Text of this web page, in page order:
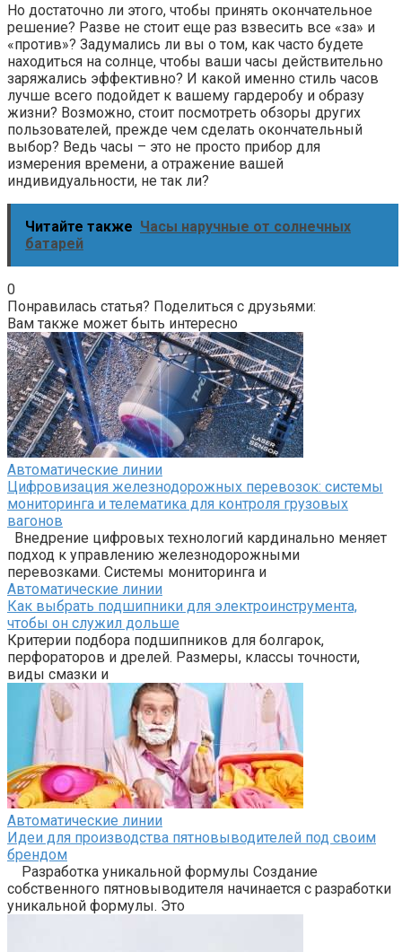
Но достаточно ли этого, чтобы принять окончательное
решение? Разве не стоит еще раз взвесить все «за» и
«против»? Задумались ли вы о том, как часто будете
находиться на солнце, чтобы ваши часы действительно
заряжались эффективно? И какой именно стиль часов
лучше всего подойдет к вашему гардеробу и образу
жизни? Возможно, стоит посмотреть обзоры других
пользователей, прежде чем сделать окончательный
выбор? Ведь часы – это не просто прибор для
измерения времени, а отражение вашей
индивидуальности, не так ли?
Читайте также Часы наручные от солнечных
батарей
0
Понравилась статья? Поделиться с друзьями:
Вам также может быть интересно
Автоматические линии
Цифровизация железнодорожных перевозок: системы
мониторинга и телематика для контроля грузовых
вагонов
Внедрение цифровых технологий кардинально меняет
подход к управлению железнодорожными
перевозками. Системы мониторинга и
Автоматические линии
Как выбрать подшипники для электроинструмента,
чтобы он служил дольше
Критерии подбора подшипников для болгарок,
перфораторов и дрелей. Размеры, классы точности,
виды смазки и
Автоматические линии
Идеи для производства пятновыводителей под своим
брендом
Разработка уникальной формулы Создание
собственного пятновыводителя начинается с разработки
уникальной формулы. Это